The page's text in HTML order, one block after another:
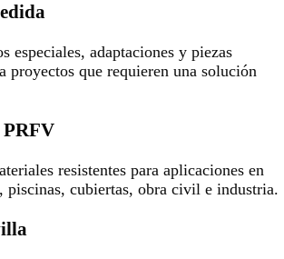
especiales, adaptaciones y piezas
proyectos que requieren una solución
PRFV
resistentes para aplicaciones en
piscinas, cubiertas, obra civil e industria.